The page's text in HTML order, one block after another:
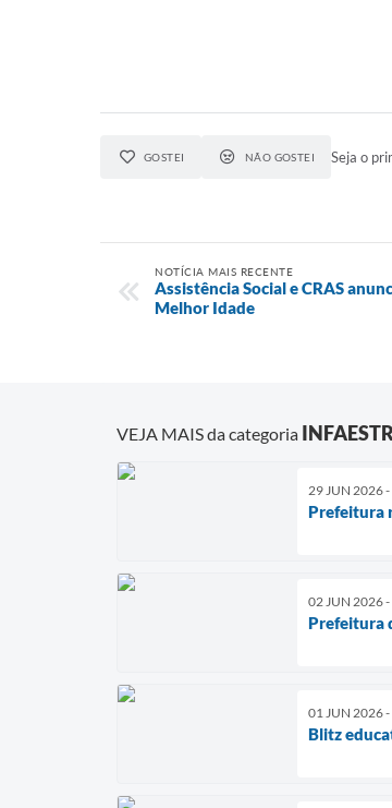
GOSTEI NÃO GOSTEI Seja o
NOTÍCIA MAIS RECENTE
Assistência Social e CRAS
Melhor Idade
VEJA MAIS da categoria
29 JUN 2026
Prefeitura
02 JUN 2026
Prefeitura
01 JUN 2026
Blitz